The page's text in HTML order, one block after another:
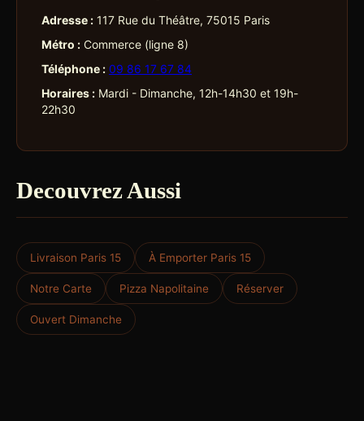
Adresse : 117 Rue du Théâtre, 75015 Paris
Métro : Commerce (ligne 8)
Téléphone : 09 86 17 67 84
Horaires : Mardi - Dimanche, 12h-14h30 et 19h-
22h30
Decouvrez Aussi
Livraison Paris 15 À Emporter Paris 15
Notre Carte Pizza Napolitaine Réserver
Ouvert Dimanche